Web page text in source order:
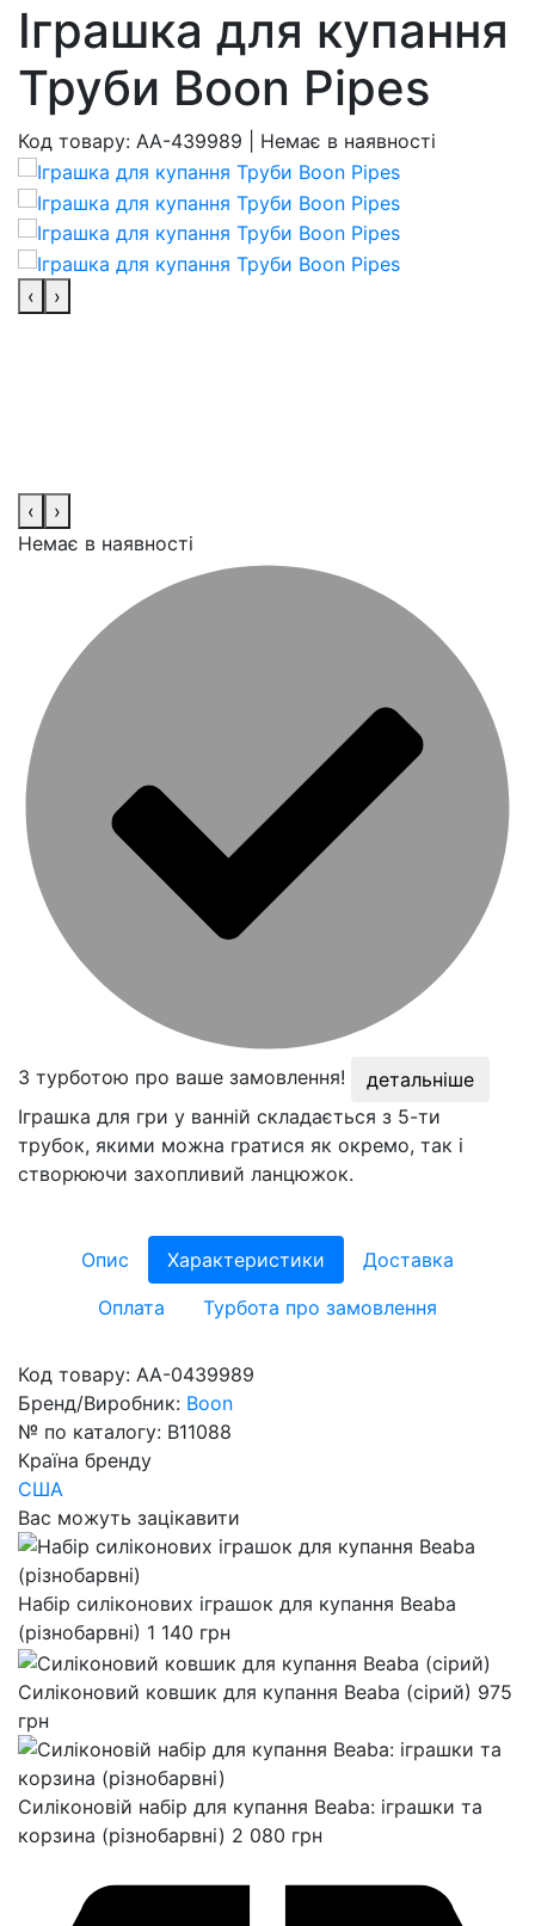
Іграшка для купання
Труби Boon Pipes
Код товару: AA-439989 Немає в наявності
‹ ›
‹
›
Немає в наявності
З турботою про ваше замовлення!
детальніше
Іграшка для гри у ванній складається з 5-ти
трубок, якими можна гратися як окремо, так і
створюючи захопливий ланцюжок.
Опис Характеристики
Доставка
Оплата
Турбота про замовлення
Код товару: AA-0439989
Бренд/Виробник: Boon
№ по каталогу: B11088
Країна бренду
США
Вас можуть зацікавити
Набір силіконових іграшок для купання Beaba
(різнобарвні) 1 140 грн
Силіконовий ковшик для купання Beaba (сірий) 975
грн
Силіконовій набір для купання Beaba: іграшки та
корзина (різнобарвні) 2 080 грн